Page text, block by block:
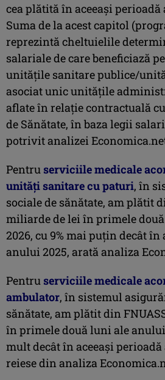
cea plătită în aceeaşi perioadă
Suma de la acest capitol
reprezintă cheltuielile
salariale de care beneficiază
unitățile sanitare publice/
asociat unic unitățile
aflate în relație contractuală
de Sănătate, în baza legii
potrivit analizei
Pentru serviciile medicale
unităţi sanitare cu paturi, în
sociale de sănătate, am plătit
miliarde de lei în primele
2026, cu 9% mai puţin decât în
anului 2025, arată analiza
Pentru serviciile medicale
ambulator, în sistemul
sănătate, am plătit din
în primele două luni ale anului
mult decât în aceeaşi perioadă
reiese din analiza